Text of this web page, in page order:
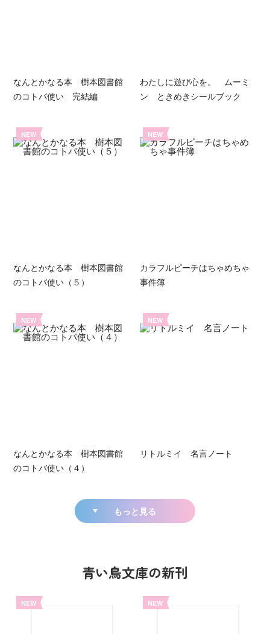
なんとかなる本 樹本図書館
のコトバ使い 完結編
わたしに遊び心を。 ムーミ
ン ときめきシールブック
NEW
なんとかなる本 樹本図書館
のコトバ使い（５）
NEW
カラフルピーチはちゃめちゃ
事件簿
NEW
なんとかなる本 樹本図書館
のコトバ使い（４）
NEW
リトルミイ 名言ノート
もっと見る
青い鳥文庫の新刊
NEW NEW